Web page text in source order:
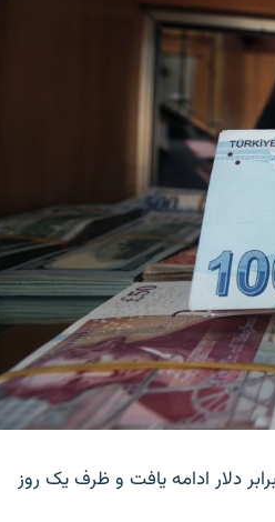
دلار ادامه یافت و ظرف یک روز